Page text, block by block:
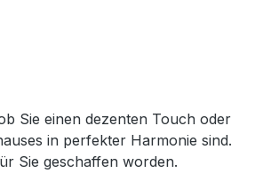
Sie einen dezenten Touch oder
in perfekter Harmonie sind.
Sie geschaffen worden.